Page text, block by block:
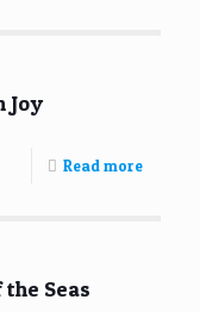
Joy
Read more
Seas